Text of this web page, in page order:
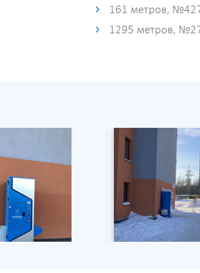
161 метров,
1295 метров,